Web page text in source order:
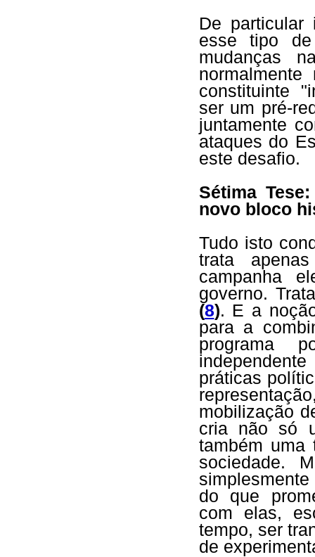
De particular
esse tipo de
mudanças
constituinte
ser um pré-
juntamente
ataques do
este desafio.
Sétima
novo bloco
Tudo isto
trata
campanha
governo.
(8). E a
para a
programa
práticas
mobilização
cria não só
também uma
sociedade.
do que
com elas,
tempo, ser
de